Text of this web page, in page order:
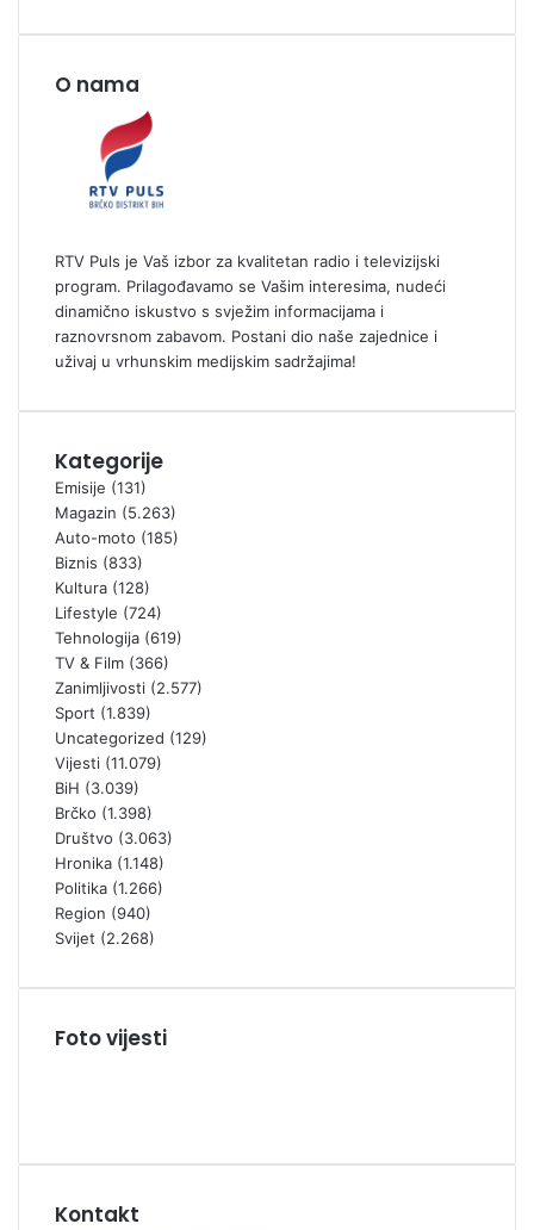
O nama
RTV Puls je Vaš izbor za kvalitetan radio i televizijski
program. Prilagođavamo se Vašim interesima, nudeći
dinamično iskustvo s svježim informacijama i
raznovrsnom zabavom. Postani dio naše zajednice i
uživaj u vrhunskim medijskim sadržajima!
Kategorije
Emisije (131)
Magazin (5.263)
Auto-moto (185)
Biznis (833)
Kultura (128)
Lifestyle (724)
Tehnologija (619)
TV & Film (366)
Zanimljivosti (2.577)
Sport (1.839)
Uncategorized (129)
Vijesti (11.079)
BiH (3.039)
Brčko (1.398)
Društvo (3.063)
Hronika (1.148)
Politika (1.266)
Region (940)
Svijet (2.268)
Foto vijesti
Kontakt